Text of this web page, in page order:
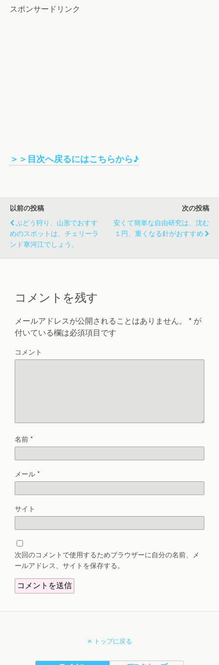
スポンサードリンク
＞＞目次へ戻るにはこちらから♪
以前の投稿
ぶどう狩り、山形でおすす
めのスポットは、チェリーラ
ンド寒河江でしょう。
次の投稿
安くて簡単な自由研究は、沈む
１円、重くなる針がおすすめ
コメントを残す
メールアドレスが公開されることはありません。 * が
付いている欄は必須項目です
コメント
名前*
メール*
サイト
次回のコメントで使用するためブラウザーに自分の名前、メ
ールアドレス、サイトを保存する。
トップに戻る